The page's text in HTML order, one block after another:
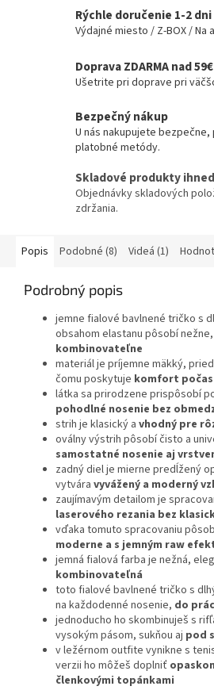
Rýchle doručenie 1-2 dni
Výdajné miesto / Z-BOX / Na
Doprava ZDARMA nad 59€
Ušetrite pri doprave pri
Bezpečný nákup
U nás nakupujete
platobné metódy.
Skladové produkty
Objednávky skladových
zdržania.
Popis Podobné (8) Videá (1)
Podrobný popis
jemne fialové bavlnené tričko s
obsahom elastanu pôsobí
kombinovateľne
materiál je príjemne mäkký,
čomu poskytuje komfort počas
látka sa prirodzene prispôsobí
pohodlné nosenie bez
strih je klasický a vhodný pre
oválny výstrih pôsobí čisto a
samostatné nosenie aj
zadný diel je mierne predĺžený
vytvára vyvážený a moderný
zaujímavým detailom je
laserového rezania bez
vďaka tomuto spracovaniu
moderne a s jemným raw
jemná fialová farba je nežná,
kombinovateľná
toto fialové bavlnené tričko s
na každodenné nosenie, do
jednoducho ho skombinuješ s
vysokým pásom, sukňou aj pod
v ležérnom outfite vynikne s
verzii ho môžeš doplniť
členkovými topánkami